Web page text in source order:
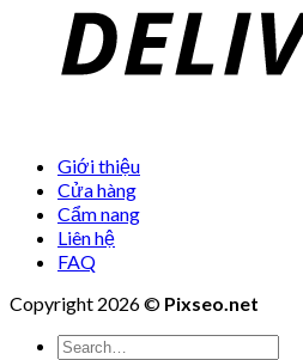
Giới thiệu
Cửa hàng
Cẩm nang
Liên hệ
FAQ
Copyright 2026 © Pixseo.net
Search